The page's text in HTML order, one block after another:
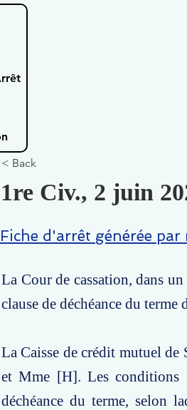
< Back
1re Civ., 2 juin
Fiche d'arrêt générée
La Cour de cassation, dans
clause de déchéance du
La Caisse de crédit mutuel
et Mme [H]. Les conditions
déchéance du terme, selon